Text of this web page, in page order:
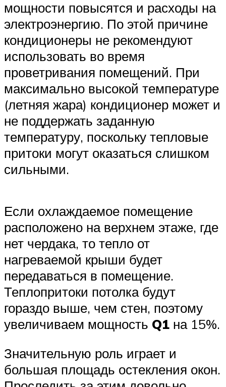
мощности повысятся и расходы на
электроэнергию. По этой причине
кондиционеры не рекомендуют
использовать во время
проветривания помещений. При
максимально высокой температуре
(летняя жара) кондиционер может и
не поддержать заданную
температуру, поскольку тепловые
притоки могут оказаться слишком
сильными.
Если охлаждаемое помещение
расположено на верхнем этаже, где
нет чердака, то тепло от
нагреваемой крыши будет
передаваться в помещение.
Теплопритоки потолка будут
гораздо выше, чем стен, поэтому
увеличиваем мощность Q1 на 15%.
Значительную роль играет и
большая площадь остекления окон.